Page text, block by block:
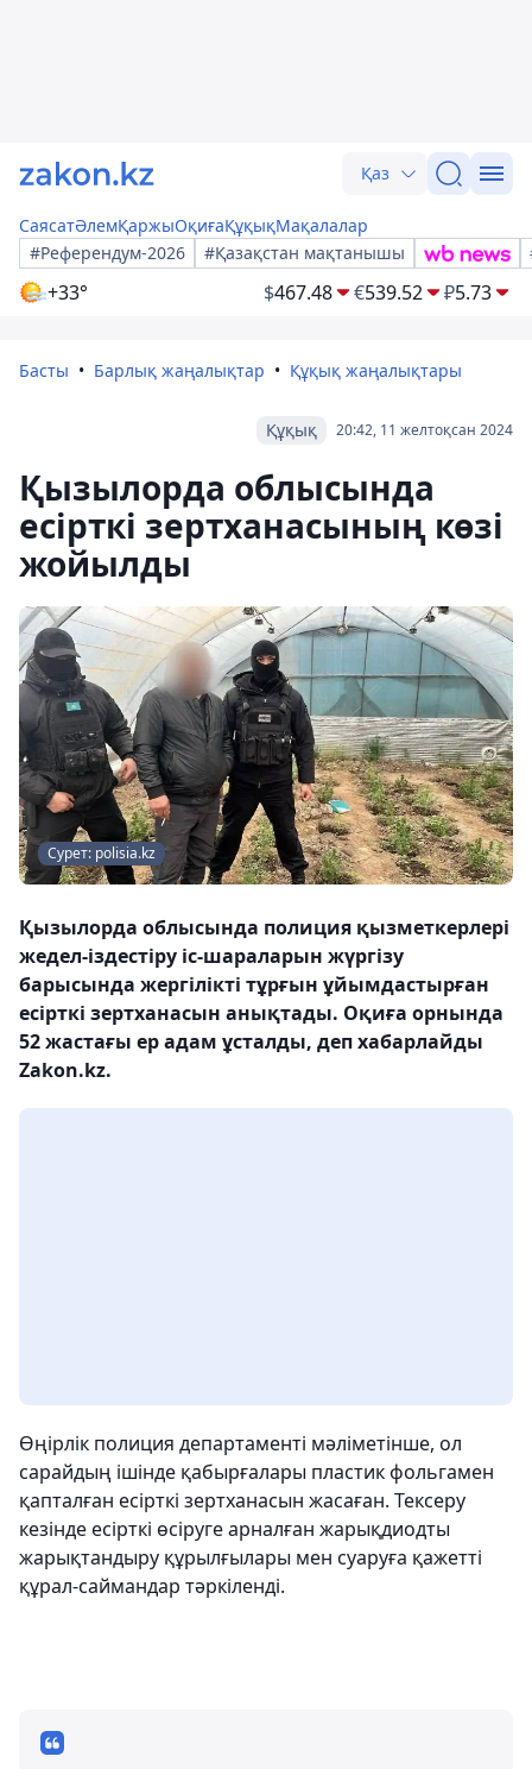
Қаз
СаясатӘлемҚаржыОқиғаҚұқықМақалалар
#Референдум-2026
#Қазақстан мақтанышы
+33° $467.48 €539.52 ₽5.73
Басты Барлық жаңалықтар Құқық жаңалықтары
20:42, 11 желтоқсан 2024
Құқық
Қызылорда облысында
есірткі зертханасының көзі
жойылды
Сурет: polisia.kz
Қызылорда облысында полиция қызметкерлері
жедел-іздестіру іс-шараларын жүргізу
барысында жергілікті тұрғын ұйымдастырған
есірткі зертханасын анықтады. Оқиға орнында
52 жастағы ер адам ұсталды, деп хабарлайды
Zakon.kz.
Өңірлік полиция департаменті мәліметінше, ол
сарайдың ішінде қабырғалары пластик фольгамен
қапталған есірткі зертханасын жасаған. Тексеру
кезінде есірткі өсіруге арналған жарықдиодты
жарықтандыру құрылғылары мен суаруға қажетті
құрал-саймандар тәркіленді.